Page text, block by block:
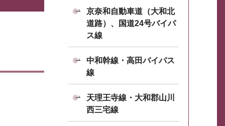
京奈和自動車道（大和北
道路）、国道24号バイパ
ス線
中和幹線・高田バイパス
線
天理王寺線・大和郡山川
西三宅線